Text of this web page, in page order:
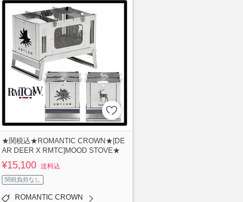
★関税込★ROMANTIC CROWN★[DE
AR DEER X RMTC]MOOD STOVE★
¥15,100 送料込
関税負担なし
ROMANTIC CROWN